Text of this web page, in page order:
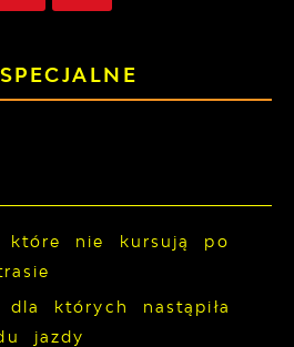
SPECJALNE
które nie kursują po
dla których nastąpiła
jazdy